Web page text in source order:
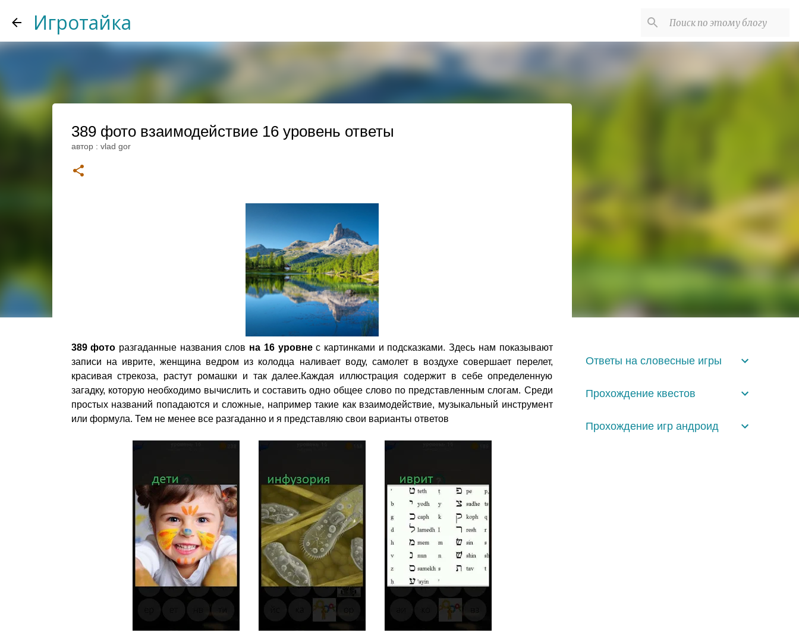
Игротайка
389 фото взаимодействие 16 уровень ответы
автор : vlad gor
389 фото разгаданные названия слов на 16 уровнес картинками и подсказками. Здесь нам показывают
записи на иврите, женщина ведром из колодца наливает воду, самолет в воздухе совершает перелет,
красивая стрекоза, растут ромашки и так далее.Каждая иллюстрация содержит в себе определенную
загадку, которую необходимо вычислить и составить одно общее слово по представленным слогам. Среди
простых названий попадаются и сложные, например такие как взаимодействие, музыкальный инструмент
или формула. Тем не менее все разгаданно и я представляю свои варианты ответов
Ответы на словесные игры
Прохождение квестов
Прохождение игр андроид